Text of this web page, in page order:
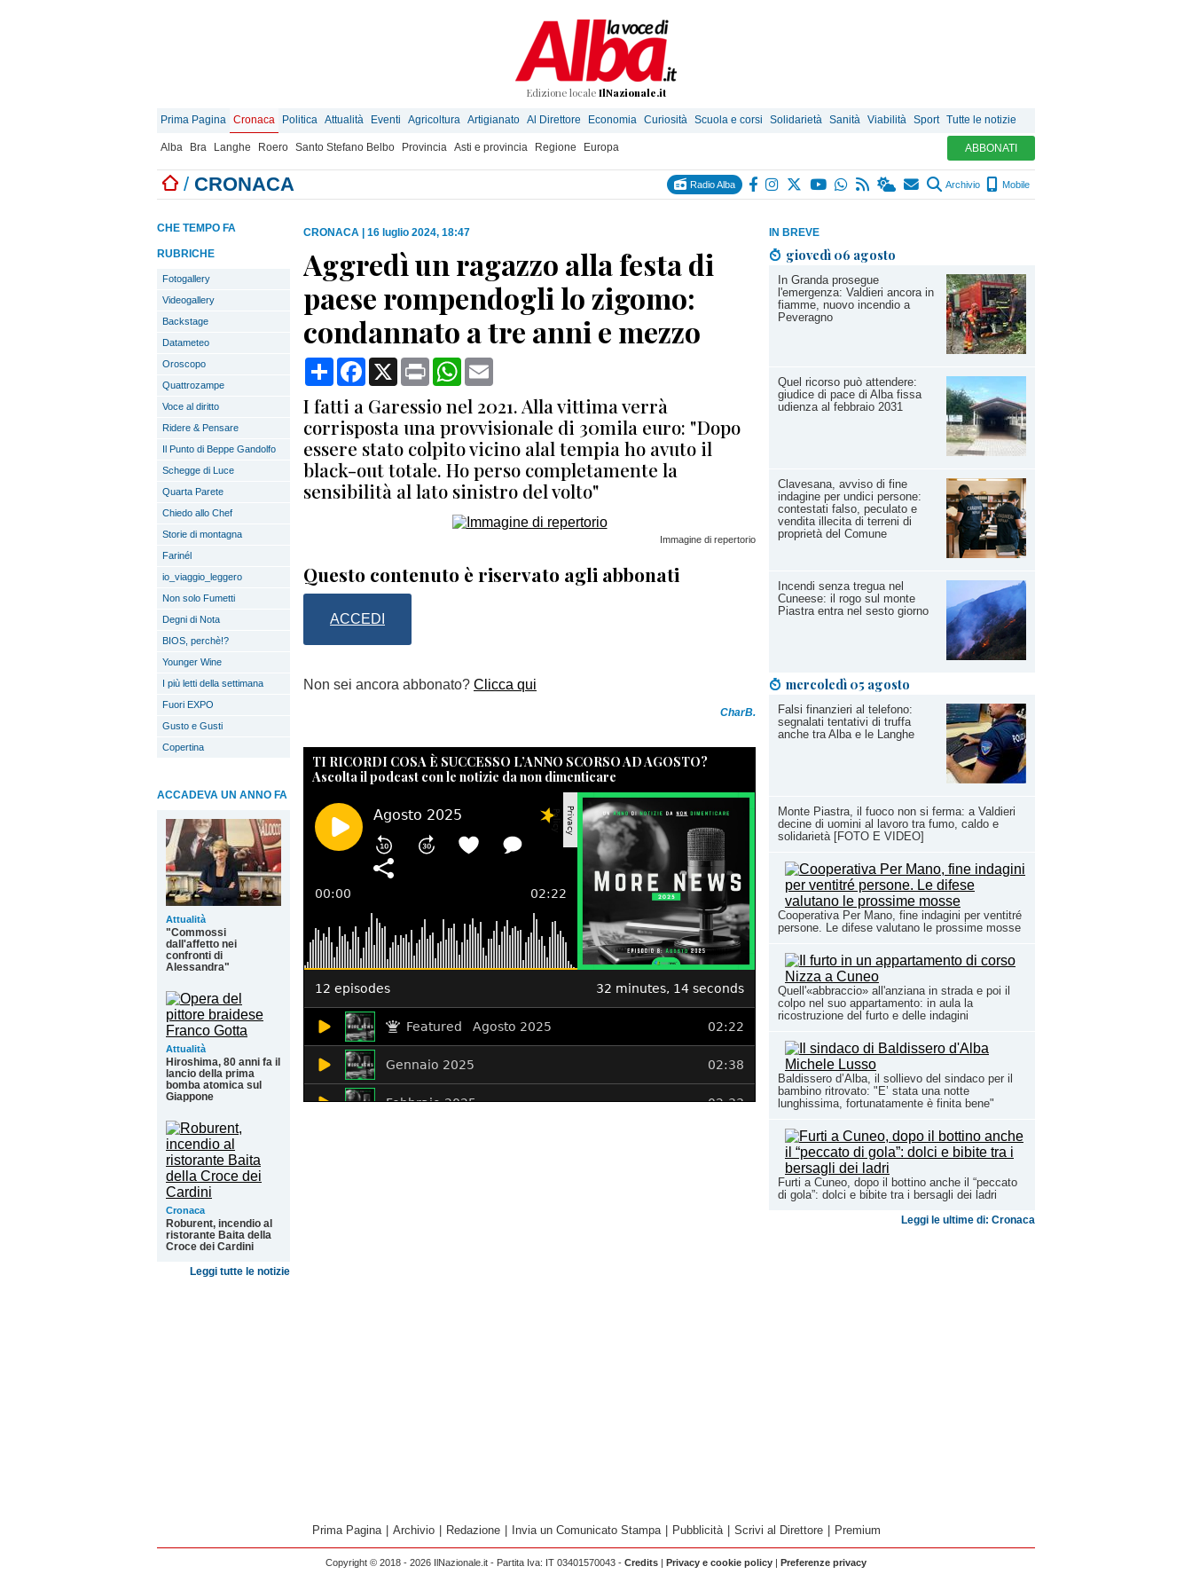
Edizione locale IlNazionale.it
Prima Pagina Cronaca Politica Attualità Eventi Agricoltura Artigianato Al Direttore Economia Curiosità Scuola e corsi Solidarietà Sanità Viabilità Sport Tutte le notizie
Alba Bra Langhe Roero Santo Stefano Belbo Provincia Asti e provincia Regione Europa ABBONATI
/ CRONACA Radio Alba Archivio Mobile
IN BREVE
giovedì 06 agosto
In Granda prosegue
l'emergenza: Valdieri ancora in
fiamme, nuovo incendio a
Peveragno
Quel ricorso può attendere:
giudice di pace di Alba fissa
udienza al febbraio 2031
Clavesana, avviso di fine
indagine per undici persone:
contestati falso, peculato e
vendita illecita di terreni di
proprietà del Comune
Incendi senza tregua nel
Cuneese: il rogo sul monte
Piastra entra nel sesto giorno
mercoledì 05 agosto
Falsi finanzieri al telefono:
segnalati tentativi di truffa
anche tra Alba e le Langhe
Monte Piastra, il fuoco non si ferma: a Valdieri
decine di uomini al lavoro tra fumo, caldo e
solidarietà [FOTO E VIDEO]
Cooperativa Per Mano, fine indagini per ventitré
persone. Le difese valutano le prossime mosse
Quell'«abbraccio» all'anziana in strada e poi il
colpo nel suo appartamento: in aula la
ricostruzione del furto e delle indagini
Baldissero d’Alba, il sollievo del sindaco per il
bambino ritrovato: "E’ stata una notte
lunghissima, fortunatamente è finita bene"
Furti a Cuneo, dopo il bottino anche il “peccato
di gola”: dolci e bibite tra i bersagli dei ladri
Leggi le ultime di: Cronaca
CHE TEMPO FA
RUBRICHE
Fotogallery
Videogallery
Backstage
Datameteo
Oroscopo
Quattrozampe
Voce al diritto
Ridere & Pensare
Il Punto di Beppe Gandolfo
Schegge di Luce
Quarta Parete
Chiedo allo Chef
Storie di montagna
Farinél
io_viaggio_leggero
Non solo Fumetti
Degni di Nota
BIOS, perchè!?
Younger Wine
I più letti della settimana
Fuori EXPO
Gusto e Gusti
Copertina
ACCADEVA UN ANNO FA
Attualità
"Commossi
dall'affetto nei
confronti di
Alessandra"
Attualità
Hiroshima, 80 anni fa il
lancio della prima
bomba atomica sul
Giappone
Cronaca
Roburent, incendio al
ristorante Baita della
Croce dei Cardini
Leggi tutte le notizie
CRONACA 16 luglio 2024, 18:47
Aggredì un ragazzo alla festa di
paese rompendogli lo zigomo:
condannato a tre anni e mezzo
CondividiFacebook
X Print WhatsApp
I fatti a Garessio nel 2021. Alla vittima verrà
corrisposta una provvisionale di 30mila euro: "Dopo
essere stato colpito vicino alal tempia ho avuto il
black-out totale. Ho perso completamente la
sensibilità al lato sinistro del volto"
Immagine di repertorio
Questo contenuto è riservato agli abbonati
ACCEDI
Non sei ancora abbonato? Clicca qui
CharB.
TI RICORDI COSA È SUCCESSO L’ANNO SCORSO AD AGOSTO?
Ascolta il podcast con le notizie da non dimenticare
Prima Pagina Archivio Redazione Invia un Comunicato Stampa Pubblicità Scrivi al Direttore Premium
Copyright © 2018 - 2026 IlNazionale.it - Partita Iva: IT 03401570043 - Credits | Privacy e cookie policy | Preferenze privacy